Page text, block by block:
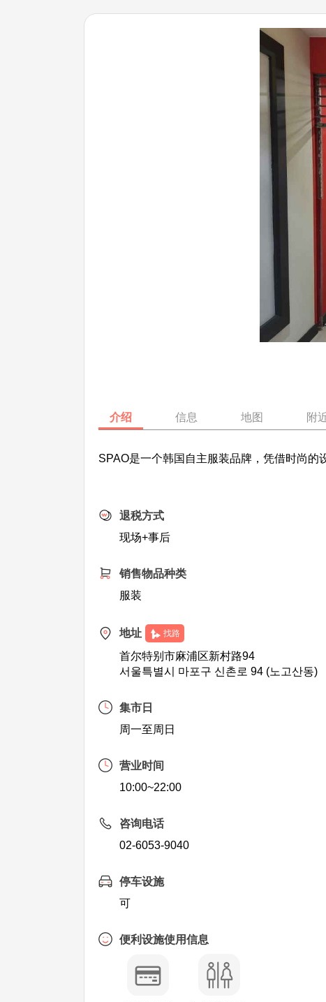
介绍 信息 地图 附
SPAO是一个韩国自主服装品牌，凭借时尚的
退税方式
现场+事后
销售物品种类
服装
地址 找路
首尔特别市麻浦区新村路94
서울특별시 마포구 신촌로 94 (노고산동)
集市日
周一至周日
营业时间
10:00~22:00
咨询电话
02-6053-9040
停车设施
可
便利设施使用信息